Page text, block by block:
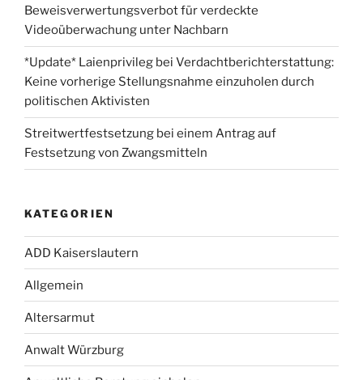
Beweisverwertungsverbot für verdeckte
Videoüberwachung unter Nachbarn
*Update* Laienprivileg bei Verdachtberichterstattung:
Keine vorherige Stellungsnahme einzuholen durch
politischen Aktivisten
Streitwertfestsetzung bei einem Antrag auf
Festsetzung von Zwangsmitteln
KATEGORIEN
ADD Kaiserslautern
Allgemein
Altersarmut
Anwalt Würzburg